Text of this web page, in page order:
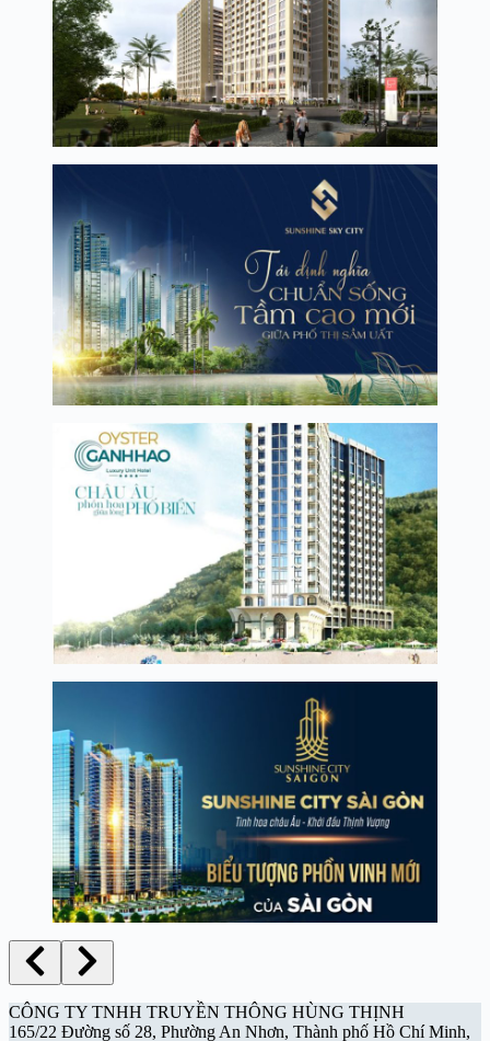
CÔNG TY TNHH TRUYỀN THÔNG HÙNG THỊNH
165/22 Đường số 28, Phường An Nhơn, Thành phố Hồ Chí Minh,